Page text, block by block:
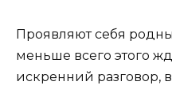
Проявляют себя
меньше всего этого
искренний разговор,